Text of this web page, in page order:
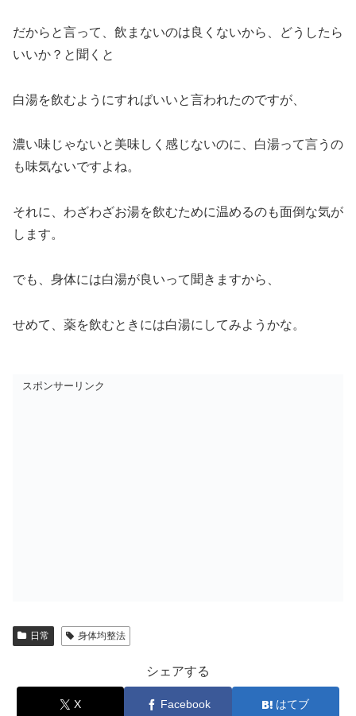
だからと言って、飲まないのは良くないから、どうしたら
いいか？と聞くと
白湯を飲むようにすればいいと言われたのですが、
濃い味じゃないと美味しく感じないのに、白湯って言うの
も味気ないですよね。
それに、わざわざお湯を飲むために温めるのも面倒な気が
します。
でも、身体には白湯が良いって聞きますから、
せめて、薬を飲むときには白湯にしてみようかな。
スポンサーリンク
日常 身体均整法
シェアする
X Facebook はてブ